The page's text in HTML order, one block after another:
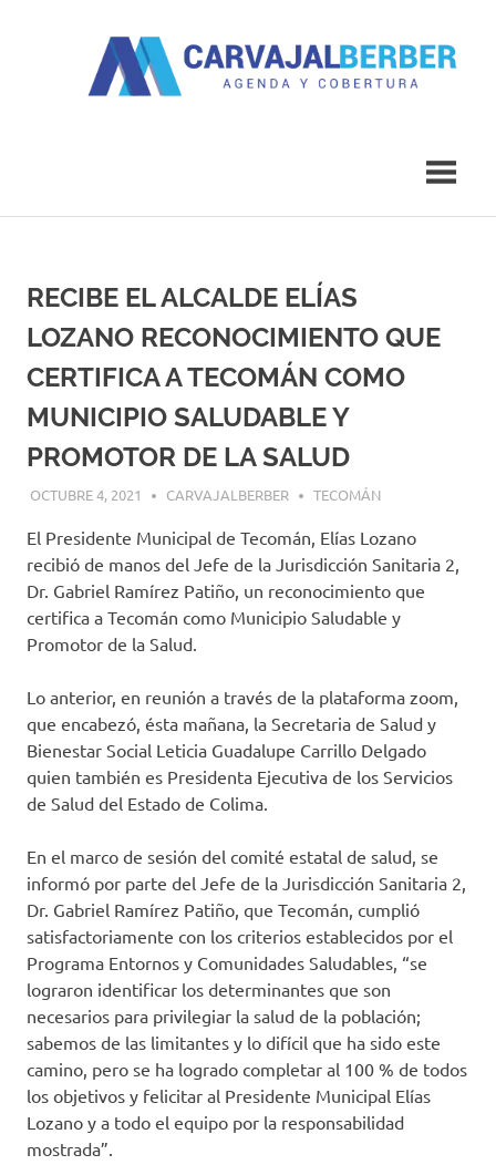
RECIBE EL ALCALDE ELÍAS
LOZANO RECONOCIMIENTO QUE
CERTIFICA A TECOMÁN COMO
MUNICIPIO SALUDABLE Y
PROMOTOR DE LA SALUD
OCTUBRE 4, 2021 CARVAJALBERBER TECOMÁN
El Presidente Municipal de Tecomán, Elías Lozano
recibió de manos del Jefe de la Jurisdicción Sanitaria 2,
Dr. Gabriel Ramírez Patiño, un reconocimiento que
certifica a Tecomán como Municipio Saludable y
Promotor de la Salud.
Lo anterior, en reunión a través de la plataforma zoom,
que encabezó, ésta mañana, la Secretaria de Salud y
Bienestar Social Leticia Guadalupe Carrillo Delgado
quien también es Presidenta Ejecutiva de los Servicios
de Salud del Estado de Colima.
En el marco de sesión del comité estatal de salud, se
informó por parte del Jefe de la Jurisdicción Sanitaria 2,
Dr. Gabriel Ramírez Patiño, que Tecomán, cumplió
satisfactoriamente con los criterios establecidos por el
Programa Entornos y Comunidades Saludables, “se
lograron identificar los determinantes que son
necesarios para privilegiar la salud de la población;
sabemos de las limitantes y lo difícil que ha sido este
camino, pero se ha logrado completar al 100 % de todos
los objetivos y felicitar al Presidente Municipal Elías
Lozano y a todo el equipo por la responsabilidad
mostrada”.